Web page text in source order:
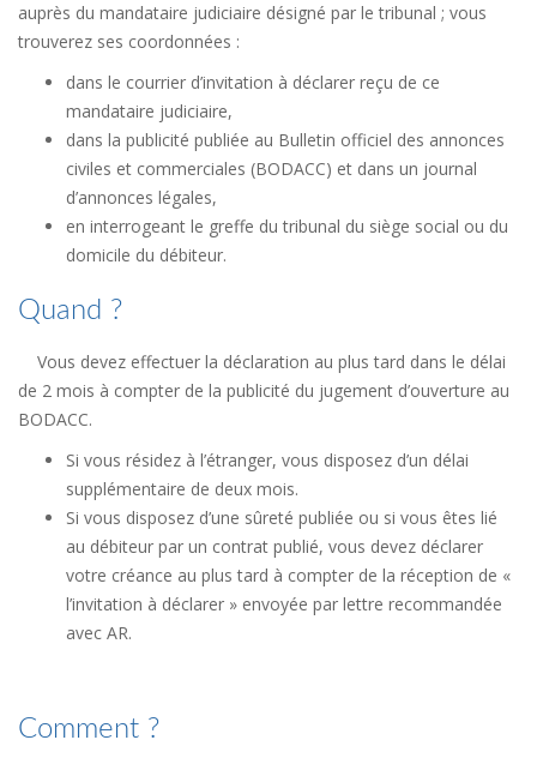
auprès du mandataire judiciaire désigné par le tribunal ; vous
trouverez ses coordonnées :
dans le courrier d’invitation à déclarer reçu de ce
mandataire judiciaire,
dans la publicité publiée au Bulletin officiel des annonces
civiles et commerciales (BODACC) et dans un journal
d’annonces légales,
en interrogeant le greffe du tribunal du siège social ou du
domicile du débiteur.
Quand ?
Vous devez effectuer la déclaration au plus tard dans le délai
de 2 mois à compter de la publicité du jugement d’ouverture au
BODACC.
Si vous résidez à l’étranger, vous disposez d’un délai
supplémentaire de deux mois.
Si vous disposez d’une sûreté publiée ou si vous êtes lié
au débiteur par un contrat publié, vous devez déclarer
votre créance au plus tard à compter de la réception de «
l’invitation à déclarer » envoyée par lettre recommandée
avec AR.
Comment ?